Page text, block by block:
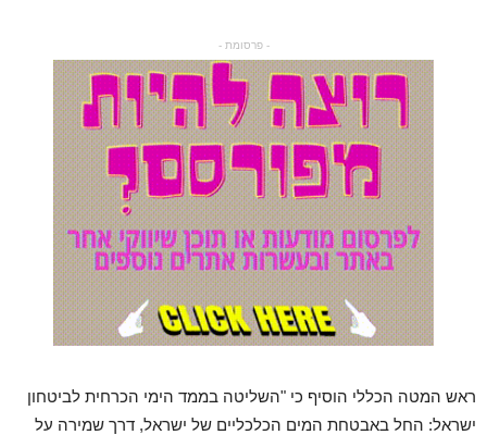
- פרסומת -
ראש המטה הכללי הוסיף כי "השליטה בממד הימי הכרחית לביטחון
ישראל: החל באבטחת המים הכלכליים של ישראל, דרך שמירה על